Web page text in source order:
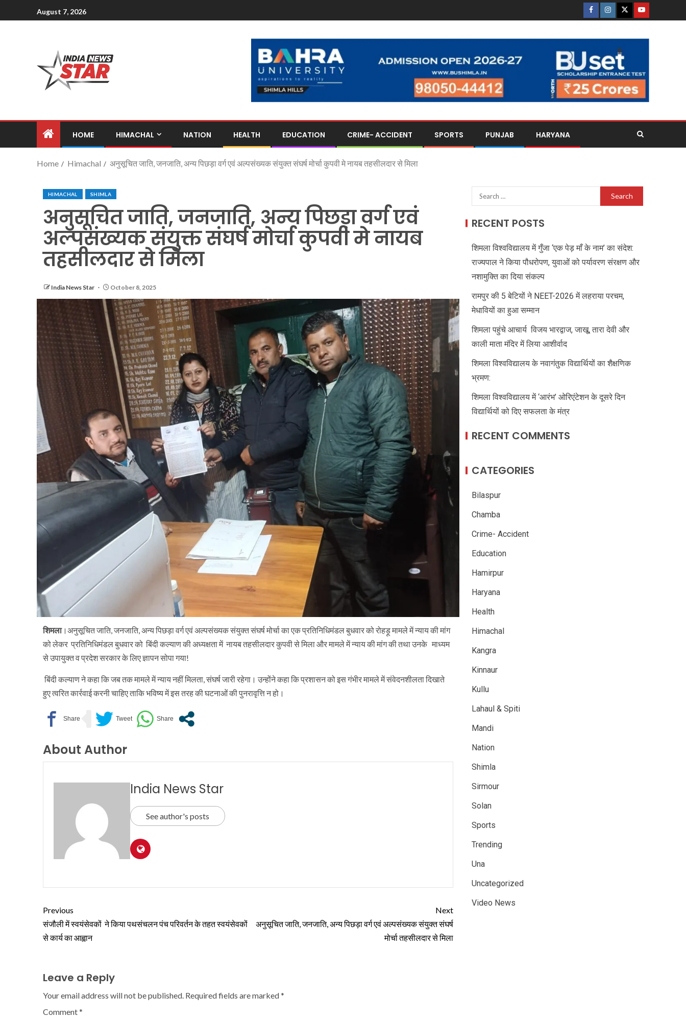
August 7, 2026
HOME HIMACHAL NATION HEALTH EDUCATION CRIME- ACCIDENT SPORTS PUNJAB HARYANA
Home Himachal अनुसूचित जाति, जनजाति, अन्य पिछड़ा वर्ग एवं अल्पसंख्यक संयुक्त संघर्ष मोर्चा कुपवी मे नायब तहसीलदार से मिला
HIMACHAL SHIMLA
अनुसूचित जाति, जनजाति, अन्य पिछड़ा वर्ग एवं
अल्पसंख्यक संयुक्त संघर्ष मोर्चा कुपवी मे नायब
तहसीलदार से मिला
India News Star October 8, 2025
शिमला।अनुसूचित जाति, जनजाति, अन्य पिछड़ा वर्ग एवं अल्पसंख्यक संयुक्त संघर्ष मोर्चा का एक प्रतिनिधिमंडल बुधवार को रोहड़ू मामले में न्याय की मांग
को लेकर प्रतिनिधिमंडल बुधवार को बिंदी कल्याण की अध्यक्षता में नायब तहसीलदार कुपवी से मिला और मामले में न्याय की मांग की तथा उनके माध्यम
से उपायुक्त व प्रदेश सरकार के लिए ज्ञापन सोपा गया!
बिंदी कल्याण ने कहा कि जब तक मामले में न्याय नहीं मिलता, संघर्ष जारी रहेगा। उन्होंने कहा कि प्रशासन को इस गंभीर मामले में संवेदनशीलता दिखाते
हुए त्वरित कार्रवाई करनी चाहिए ताकि भविष्य में इस तरह की घटनाओं की पुनरावृत्ति न हो।
About Author
India News Star
See author's posts
Previous
संजौली में स्वयंसेवकों ने किया पथसंचलन पंच परिवर्तन के तहत स्वयंसेवकों
से कार्य का आह्वान
Next
अनुसूचित जाति, जनजाति, अन्य पिछड़ा वर्ग एवं अल्पसंख्यक संयुक्त संघर्ष
मोर्चा तहसीलदार से मिला
Leave a Reply
Your email address will not be published. Required fields are marked*
Comment*
RECENT POSTS
शिमला विश्वविद्यालय में गुँजा ‘एक पेड़ माँ के नाम’ का संदेश:
राज्यपाल ने किया पौधरोपण, युवाओं को पर्यावरण संरक्षण और
नशामुक्ति का दिया संकल्प
रामपुर की 5 बेटियों ने NEET-2026 में लहराया परचम,
मेधावियों का हुआ सम्मान
शिमला पहुंचे आचार्य विजय भारद्वाज, जाखू, तारा देवी और
काली माता मंदिर में लिया आशीर्वाद
शिमला विश्वविद्यालय के नवागंतुक विद्यार्थियों का शैक्षणिक
भ्रमण:
शिमला विश्वविद्यालय में ‘आरंभ’ ओरिएंटेशन के दूसरे दिन
विद्यार्थियों को दिए सफलता के मंत्र
RECENT COMMENTS
CATEGORIES
Bilaspur
Chamba
Crime- Accident
Education
Hamirpur
Haryana
Health
Himachal
Kangra
Kinnaur
Kullu
Lahaul & Spiti
Mandi
Nation
Shimla
Sirmour
Solan
Sports
Trending
Una
Uncategorized
Video News